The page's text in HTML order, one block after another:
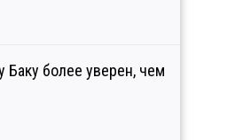
Баку более уверен, чем